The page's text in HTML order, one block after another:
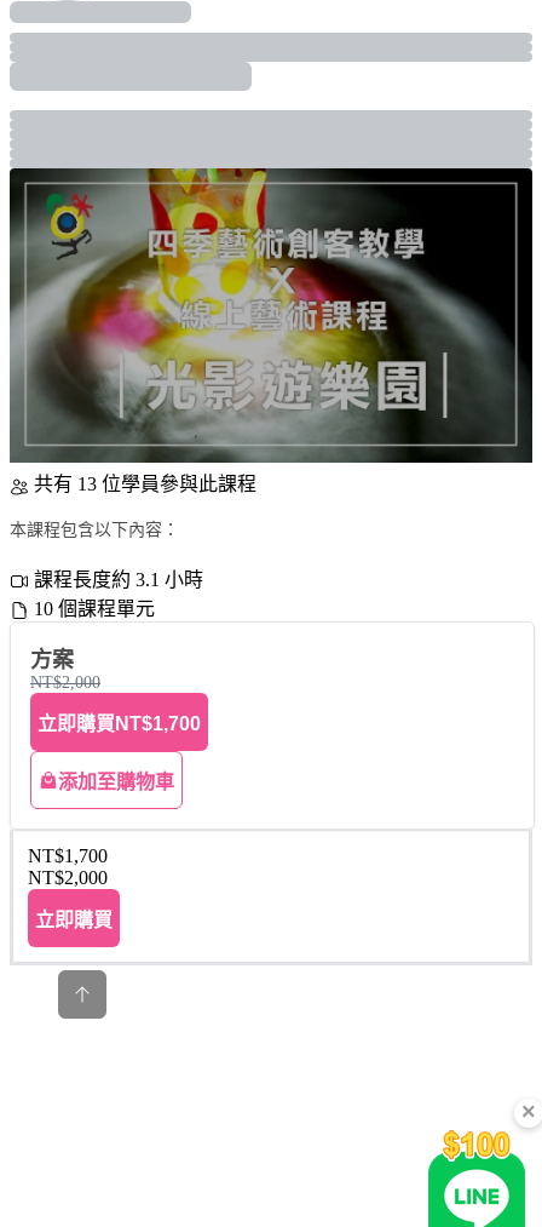
共有 13 位學員參與此課程
本課程包含以下內容：
課程長度約 3.1 小時
10 個課程單元
方案
NT$2,000
立即購買 NT$1,700
添加至購物車
NT$1,700
NT$2,000
立即購買
×